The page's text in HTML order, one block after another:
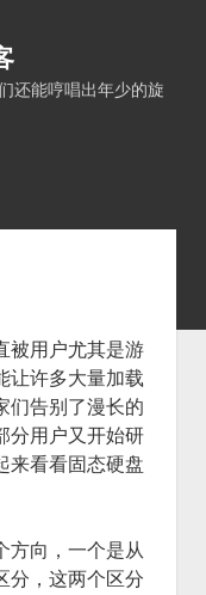
还能哼唱出年少的旋
被用户尤其是游
让许多大量加载
们告别了漫长的
分用户又开始研
来看看固态硬盘
方向，一个是从
分，这两个区分